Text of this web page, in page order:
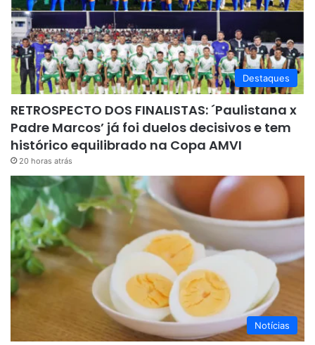
Destaques
RETROSPECTO DOS FINALISTAS: ´Paulistana x
Padre Marcos’ já foi duelos decisivos e tem
histórico equilibrado na Copa AMVI
20 horas atrás
Notícias